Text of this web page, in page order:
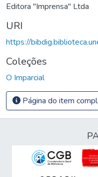
Editora "Imprensa" Ltda
URI
https://
Coleções
O Imparcial
Página do item